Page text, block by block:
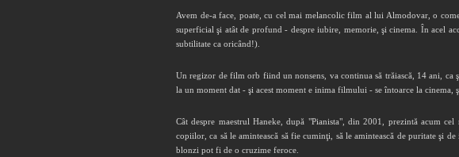
Avem de-a face, poate, cu cel mai melancolic film al lui Almodovar, o
superficial şi atât de profund - despre iubire, memorie, şi cinema. În acel
subtilitate ca oricând!).
Un regizor de film orb fiind un nonsens, va continua să trăiască, 14 ani,
la un moment dat - şi acest moment e inima filmului - se întoarce la cinema,
Cât despre maestrul Haneke, după "Pianista", din 2001, prezintă acum
copiilor, ca să le amintească să fie cuminţi, să le amintească de puritate şi
blonzi pot fi de o cruzime feroce.